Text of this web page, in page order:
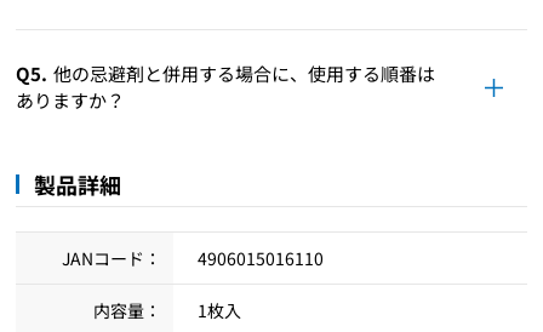
Q5. 他の忌避剤と併用する場合に、使用する順番は
ありますか？
製品詳細
JANコード： 4906015016110
内容量： 1枚入